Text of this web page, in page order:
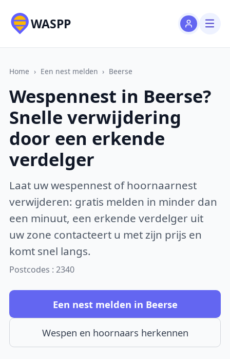
WASPP
Home › Een nest melden › Beerse
Wespennest in Beerse?
Snelle verwijdering
door een erkende
verdelger
Laat uw wespennest of hoornaarnest
verwijderen: gratis melden in minder dan
een minuut, een erkende verdelger uit
uw zone contacteert u met zijn prijs en
komt snel langs.
Postcodes : 2340
Een nest melden in Beerse
Wespen en hoornaars herkennen